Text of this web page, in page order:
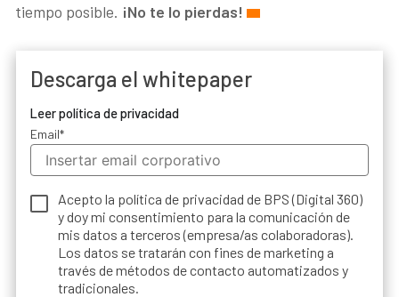
tiempo posible. ¡No te lo pierdas!
Descarga el whitepaper
Leer política de privacidad
Email*
Acepto la política de privacidad de BPS (Digital 360)
y doy mi consentimiento para la comunicación de
mis datos a terceros (empresa/as colaboradoras).
Los datos se tratarán con fines de marketing a
través de métodos de contacto automatizados y
tradicionales.